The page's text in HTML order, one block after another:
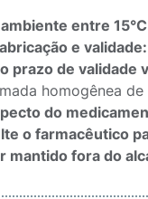
entre
e
prazo de
homogênea
do
o farmacêutico
mantido fora do